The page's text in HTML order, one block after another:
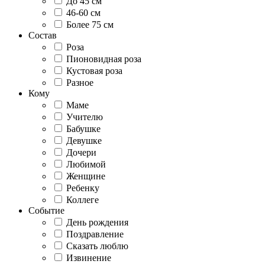
46-60 см
Более 75 см
Состав
Роза
Пионовидная роза
Кустовая роза
Разное
Кому
Маме
Учителю
Бабушке
Девушке
Дочери
Любимой
Женщине
Ребенку
Коллеге
Событие
День рождения
Поздравление
Сказать люблю
Извинение